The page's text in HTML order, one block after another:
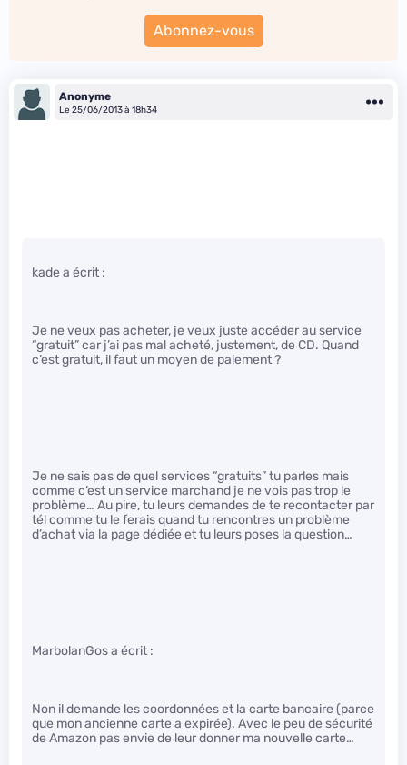
Abonnez-vous
Anonyme
Le 25/06/2013 à 18h34
kade a écrit :
Je ne veux pas acheter, je veux juste accéder au service
“gratuit” car j’ai pas mal acheté, justement, de CD. Quand
c’est gratuit, il faut un moyen de paiement ?
Je ne sais pas de quel services “gratuits” tu parles mais
comme c’est un service marchand je ne vois pas trop le
problème… Au pire, tu leurs demandes de te recontacter par
tél comme tu le ferais quand tu rencontres un problème
d’achat via la page dédiée et tu leurs poses la question…
MarbolanGos a écrit :
Non il demande les coordonnées et la carte bancaire (parce
que mon ancienne carte a expirée). Avec le peu de sécurité
de Amazon pas envie de leur donner ma nouvelle carte…